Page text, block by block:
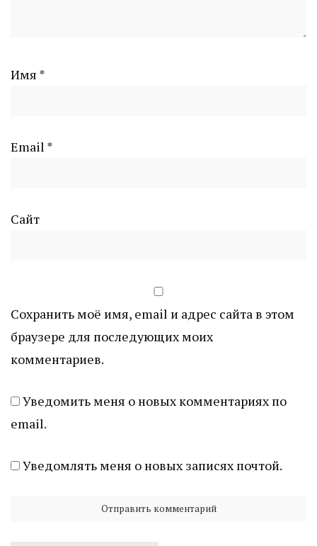
Имя *
Email *
Сайт
Сохранить моё имя, email и адрес сайта в этом
браузере для последующих моих
комментариев.
Уведомить меня о новых комментариях по
email.
Уведомлять меня о новых записях почтой.